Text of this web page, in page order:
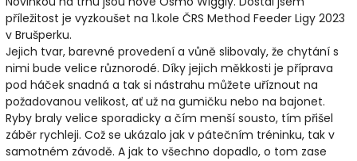
příležitost je vyzkoušet na 1.kole ČRS Method Feeder Ligy 2023
v Brušperku.
Jejich tvar, barevné provedení a vůně slibovaly, že chytání s
nimi bude velice různorodé. Díky jejich měkkosti je příprava
pod háček snadná a tak si nástrahu můžete uříznout na
požadovanou velikost, ať už na gumičku nebo na bajonet.
Ryby braly velice sporadicky a čím menší sousto, tím přišel
záběr rychleji. Což se ukázalo jak v pátečním tréninku, tak v
samotném závodě. A jak to všechno dopadlo, o tom zase